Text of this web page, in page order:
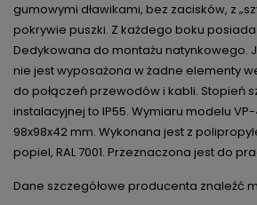
gumowymi dławikami, bez zacisków, z
pokrywie puszki. Z każdego boku
Dedykowana do montażu natynkowego.
nie jest wyposażona w żadne elementy
do połączeń przewodów i kabli. Stopień
instalacyjnej to IP55. Wymiaru modelu
98x98x42 mm. Wykonana jest z
popiel, RAL 7001. Przeznaczona jest do
Dane szczegółowe producenta znaleźć